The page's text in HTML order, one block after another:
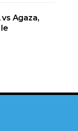
vs Agaza,